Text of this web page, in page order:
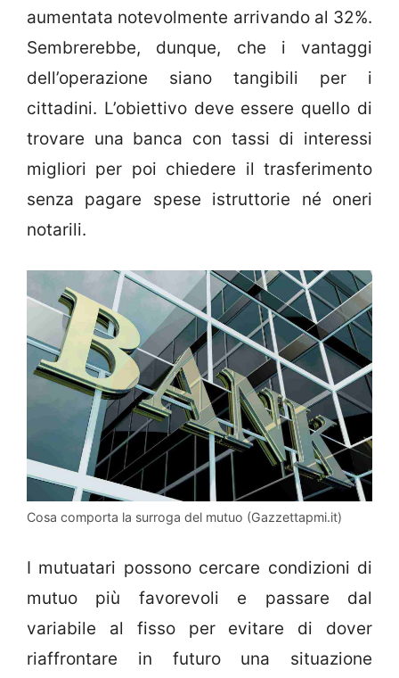
aumentata notevolmente arrivando al 32%.
Sembrerebbe, dunque, che i vantaggi
dell’operazione siano tangibili per i
cittadini. L’obiettivo deve essere quello di
trovare una banca con tassi di interessi
migliori per poi chiedere il trasferimento
senza pagare spese istruttorie né oneri
notarili.
Cosa comporta la surroga del mutuo (Gazzettapmi.it)
I mutuatari possono cercare condizioni di
mutuo più favorevoli e passare dal
variabile al fisso per evitare di dover
riaffrontare in futuro una situazione